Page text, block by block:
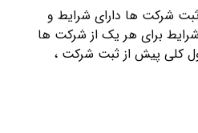
شرکت ها دارای شرایط و
برای هر یک از شرکت ها
کلی پیش از ثبت شرکت ،